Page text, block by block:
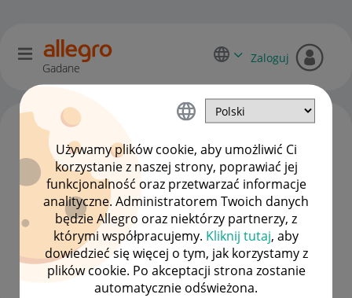
Używamy plików cookie, aby umożliwić Ci
korzystanie z naszej strony, poprawiać jej
funkcjonalność oraz przetwarzać informacje
analityczne. Administratorem Twoich danych
będzie Allegro oraz niektórzy partnerzy, z
którymi współpracujemy. Kliknij tutaj, aby
dowiedzieć się więcej o tym, jak korzystamy z
plików cookie. Po akceptacji strona zostanie
automatycznie odświeżona.
Gadane
Zaloguj
dajczak82
#1 Nowicjusz